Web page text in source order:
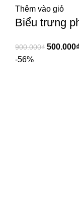
Thêm vào giỏ
Biểu trưng
900.000₫ 500.000
-56%